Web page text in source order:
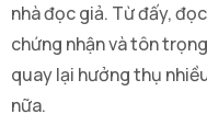
nhà đọc giả. Từ đấy,
chứng nhận và tôn
quay lại hưởng thụ
nữa.